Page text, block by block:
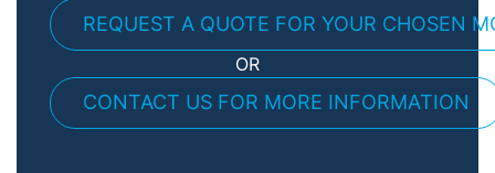
REQUEST A QUOTE FOR YOUR CHOSEN
OR
CONTACT US FOR MORE INFORMATION